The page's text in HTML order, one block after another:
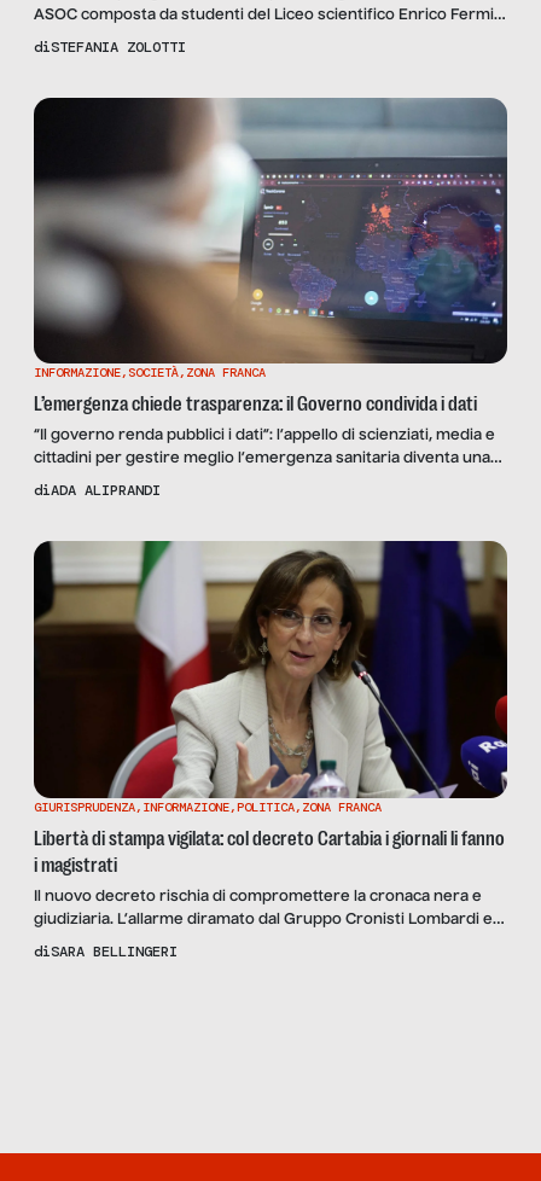
ASOC composta da studenti del Liceo scientifico Enrico Fermi
di Aversa: ha messo a disamina la spesa di 4,2 milioni di euro
e alle docenti responsabili del progetto, Annagrazia Rambone
diSTEFANIA ZOLOTTI
INFORMAZIONE, SOCIETÀ, ZONA FRANCA
L’emergenza chiede trasparenza: il Governo condivida i dati
“Il governo renda pubblici i dati”: l’appello di scienziati, media e
cittadini per gestire meglio l’emergenza sanitaria diventa una
campagna online, a cui anche SenzaFiltro ha scelto di
diADA ALIPRANDI
GIURISPRUDENZA, INFORMAZIONE,POLITICA, ZONA FRANCA
Libertà di stampa vigilata: col decreto Cartabia i giornali li fanno
i magistrati
Il nuovo decreto rischia di compromettere la cronaca nera e
giudiziaria. L’allarme diramato dal Gruppo Cronisti Lombardi e
dall’Associazione Lombarda dei Giornalisti: “Ma una parte della
diSARA BELLINGERI